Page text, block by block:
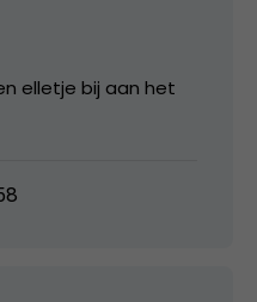
elletje bij aan het